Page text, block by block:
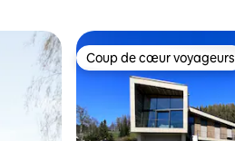
appréciés Coup de cœur voyageurs
Coup de cœur voyageurs